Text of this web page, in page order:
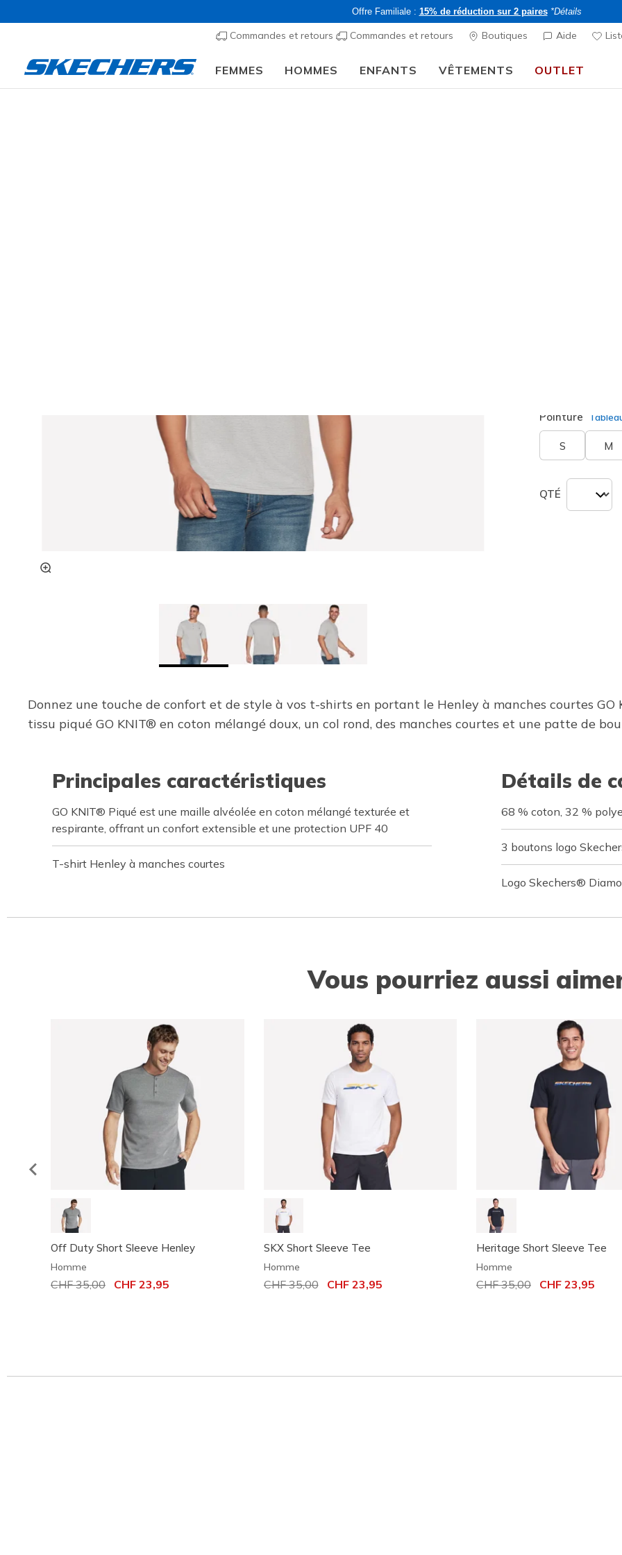
Offre Familiale : 15% de réduction sur 2 paires *Détails
Commandes et retours Commandes et retours Boutiques Aide
FEMMES HOMMES ENFANTS VÊTEMENTS OUTLET
Pointure
S M
QTÉ
Donnez une touche de confort et de style à vos t-shirts en portant le Henley à manches courtes
tissu piqué GO KNIT® en coton mélangé doux, un col rond, des manches courtes et une patte de
Principales caractéristiques
GO KNIT® Piqué est une maille alvéolée en coton mélangé texturée et
respirante, offrant un confort extensible et une protection UPF 40
T-shirt Henley à manches courtes
Détails de
68 % coton, 32 %
3 boutons logo
Logo Skechers®
Vous pourriez aussi
Off Duty Short Sleeve Henley
Homme
Prix réduit de
CHF 35,00 CHF 23,95
SKX Short Sleeve Tee
Homme
Prix réduit de
CHF 35,00à CHF 23,95
Heritage Short Sleeve Tee
Homme
Prix réduit de
CHF 35,00 CHF 23,95